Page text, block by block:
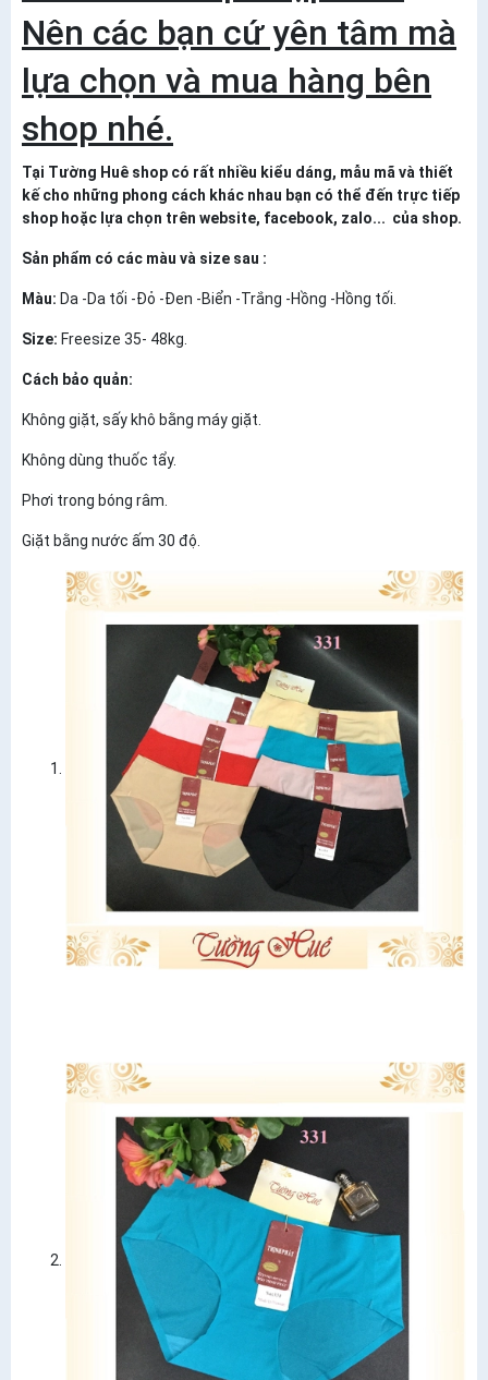
Nên các bạn cứ yên tâm mà
lựa chọn và mua hàng bên
shop nhé.
Tại Tường Huê shop có rất nhiều kiểu dáng, mẫu mã và thiết
kế cho những phong cách khác nhau bạn có thể đến trực tiếp
shop hoặc lựa chọn trên website, facebook, zalo... của shop.
Sản phẩm có các màu và size sau :
Màu: Da -Da tối -Đỏ -Đen -Biển -Trắng -Hồng -Hồng tối.
Size: Freesize 35- 48kg.
Cách bảo quản:
Không giặt, sấy khô bằng máy giặt.
Không dùng thuốc tẩy.
Phơi trong bóng râm.
Giặt bằng nước ấm 30 độ.